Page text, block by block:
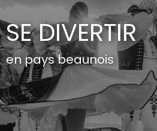
SE DIVERTIR
en pays beaunois